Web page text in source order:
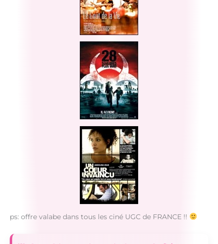
ps: offre valabe dans tous les ciné UGC de FRANCE !!